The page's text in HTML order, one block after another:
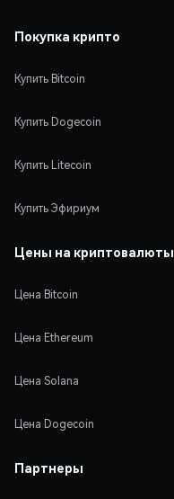
Покупка крипто
Купить Bitcoin
Купить Dogecoin
Купить Litecoin
Купить Эфириум
Цены на криптовалюты
Цена Bitcoin
Цена Ethereum
Цена Solana
Цена Dogecoin
Партнеры